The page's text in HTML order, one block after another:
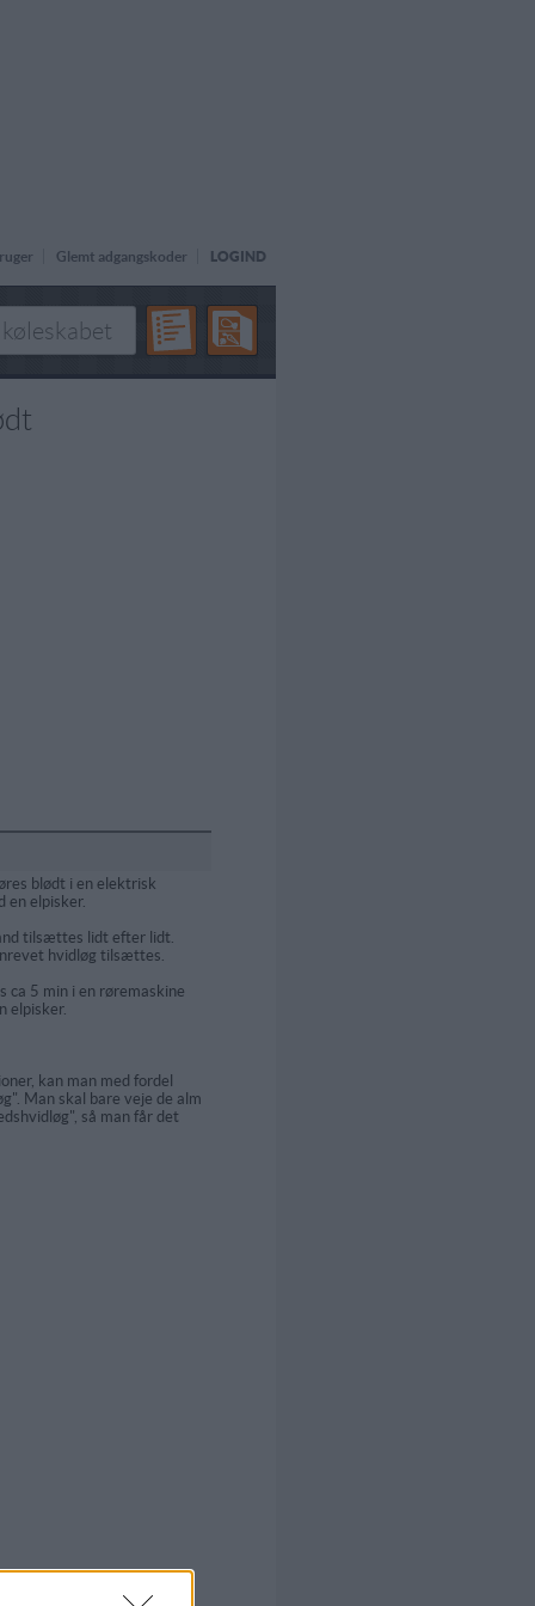
Glemt adgangskoder LOGIND
blødt i en elektrisk
en elpisker.
tilsættes lidt efter lidt.
hvidløg tilsættes.
ca 5 min i en røremaskine
elpisker.
kan man med fordel
Man skal bare veje de alm
så man får det